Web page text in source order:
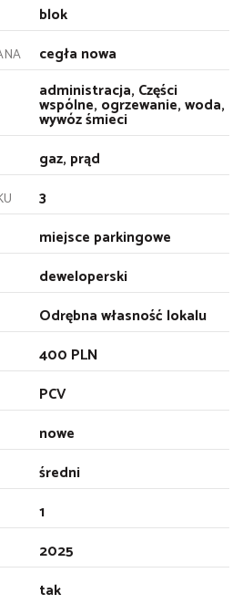
blok
cegła nowa
administracja, Części
wspólne, ogrzewanie, woda,
wywóz śmieci
gaz, prąd
3
miejsce parkingowe
deweloperski
Odrębna własność lokalu
400 PLN
PCV
nowe
średni
1
2025
tak